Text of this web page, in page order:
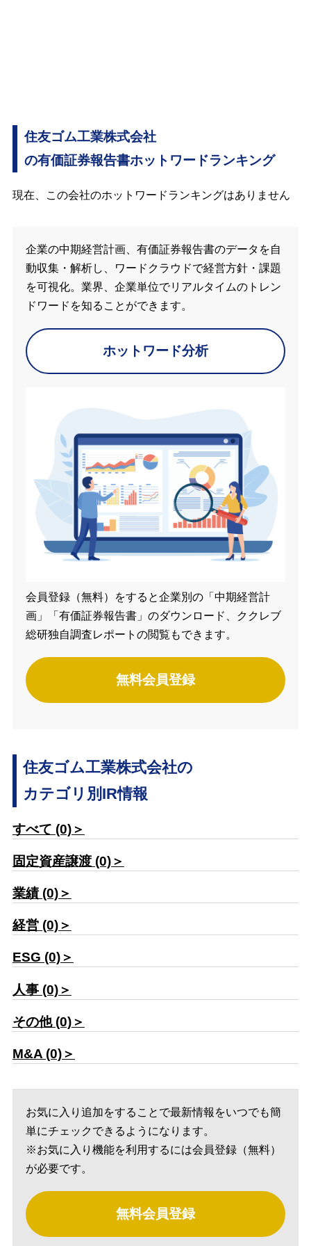
住友ゴム工業株式会社
の有価証券報告書ホットワードランキング
現在、この会社のホットワードランキングはありません
企業の中期経営計画、有価証券報告書のデータを自
動収集・解析し、ワードクラウドで経営方針・課題
を可視化。業界、企業単位でリアルタイムのトレン
ドワードを知ることができます。
ホットワード分析
会員登録（無料）をすると企業別の「中期経営計
画」「有価証券報告書」のダウンロード、ククレブ
総研独自調査レポートの閲覧もできます。
無料会員登録
住友ゴム工業株式会社の
カテゴリ別IR情報
すべて (0)＞
固定資産譲渡 (0)＞
業績 (0)＞
経営 (0)＞
ESG (0)＞
人事 (0)＞
その他 (0)＞
M&A (0)＞
お気に入り追加をすることで最新情報をいつでも簡
単にチェックできるようになります。
※お気に入り機能を利用するには会員登録（無料）
が必要です。
無料会員登録